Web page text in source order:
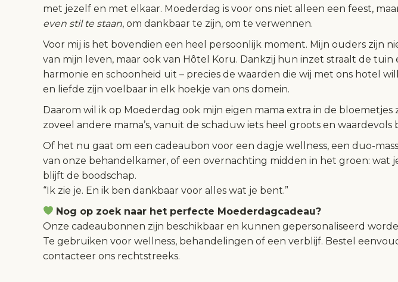
met jezelf en met elkaar. Moederdag is voor ons niet alleen een feest,
even stil te staan, om dankbaar te zijn, om te verwennen.
Voor mij is het bovendien een heel persoonlijk moment. Mijn ouders zijn
van mijn leven, maar ook van Hôtel Koru. Dankzij hun inzet straalt de
harmonie en schoonheid uit – precies de waarden die wij met ons hotel
en liefde zijn voelbaar in elk hoekje van ons domein.
Daarom wil ik op Moederdag ook mijn eigen mama extra in de bloemetjes
zoveel andere mama’s, vanuit de schaduw iets heel groots en waardevols
Of het nu gaat om een cadeaubon voor een dagje wellness, een duo-
van onze behandelkamer, of een overnachting midden in het groen: wat
blijft de boodschap.
“Ik zie je. En ik ben dankbaar voor alles wat je bent.”
Nog op zoek naar het perfecte Moederdagcadeau?
Onze cadeaubonnen zijn beschikbaar en kunnen gepersonaliseerd
Te gebruiken voor wellness, behandelingen of een verblijf. Bestel
contacteer ons rechtstreeks.